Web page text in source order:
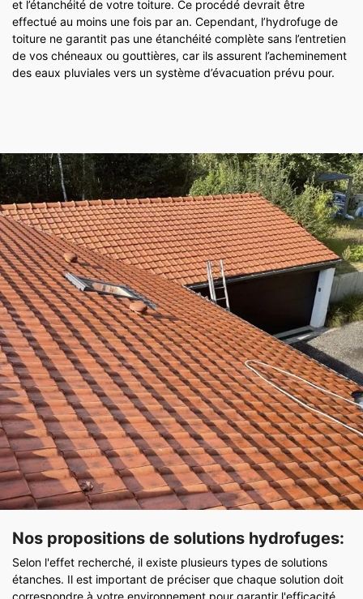
et l’étanchéité de votre toiture. Ce procédé devrait être
effectué au moins une fois par an. Cependant, l’hydrofuge de
toiture ne garantit pas une étanchéité complète sans l’entretien
de vos chéneaux ou gouttières, car ils assurent l’acheminement
des eaux pluviales vers un système d’évacuation prévu pour.
Nos propositions de solutions hydrofuges:
Selon l'effet recherché, il existe plusieurs types de solutions
étanches. Il est important de préciser que chaque solution doit
correspondre à votre environnement pour garantir l'efficacité